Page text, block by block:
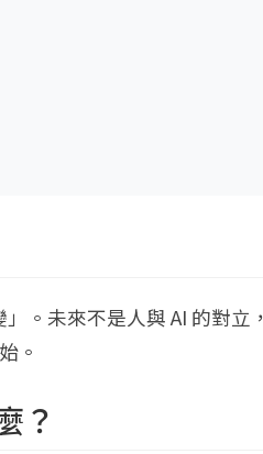
。未來不是人與 AI 的對立
。
？